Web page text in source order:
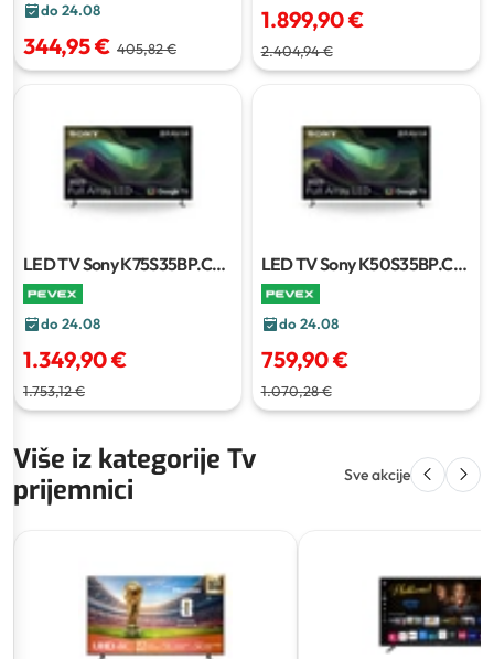
do 24.08
344,95 € 405,82 €
1.899,90 €
2.404,94 €
LED TV Sony K75S35BP.CEI
189 cm
do 24.08
1.349,90 €
1.753,12 €
LED TV Sony K50S35BP.CEI
126 cm
do 24.08
759,90 €
1.070,28 €
Više iz kategorije Tv
prijemnici
Sve akcije